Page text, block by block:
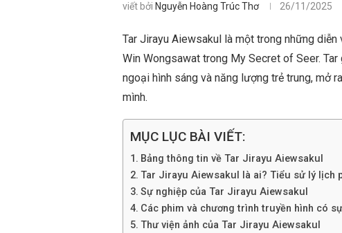
viết bởi Nguyễn Hoàng Trúc Thơ 26/11/2025
Tar Jirayu Aiewsakul là một trong những
Win Wongsawat trong My Secret of Seer.
ngoại hình sáng và năng lượng trẻ trung, mở
mình.
MỤC LỤC BÀI VIẾT:
Bảng thông tin về Tar Jirayu Aiewsakul
Tar Jirayu Aiewsakul là ai? Tiểu sử lý lịch
Sự nghiệp của Tar Jirayu Aiewsakul
Các phim và chương trình truyền hình có
Thư viện ảnh của Tar Jirayu Aiewsakul